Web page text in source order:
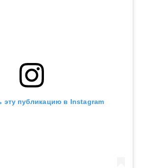
эту публикацию в Instagram